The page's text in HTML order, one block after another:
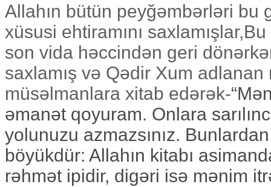
Allahın bütün peyğəmbərləri bu
xüsusi ehtiramını
son vida həccindən geri
saxlamış və Qədir Xum
müsəlmanlara xitab edərək-
əmanət qoyuram. Onlara
yolunuzu azmazsınız.
böyükdür: Allahın kitabı
rəhmət ipidir, digəri isə mənim